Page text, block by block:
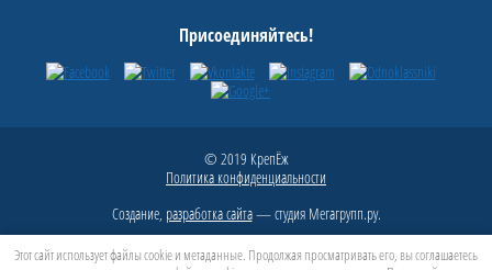
Присоединяйтесь!
© 2019 КрепЁж
Политика конфиденциальности
Создание, разработка сайта— студия Мегагрупп.ру.
Этот сайт использует файлы cookie и метаданные. Продолжая просматривать его, вы соглашаетесь